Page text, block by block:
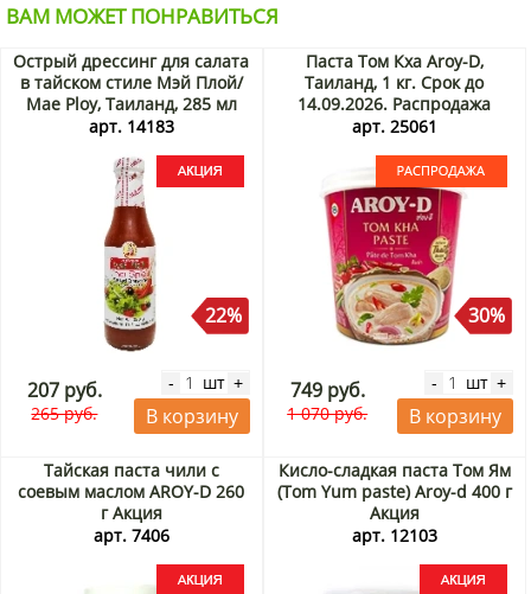
ВАМ МОЖЕТ ПОНРАВИТЬСЯ
Острый дрессинг для салата
в тайcком стиле Мэй Плой/
Mae Ploy, Таиланд, 285 мл
Акция
арт. 14183
22%
207 руб.
265 руб.
- шт +
В корзину
Паста Том Кха Aroy-D,
Таиланд, 1 кг. Срок до
14.09.2026. Распродажа
арт. 25061
30%
749 руб.
1 070 руб.
- шт +
В корзину
Тайская паста чили с
соевым маслом AROY-D 260
г Акция
арт. 7406
Кисло-сладкая паста Том Ям
(Tom Yum paste) Aroy-d 400 г
Акция
арт. 12103